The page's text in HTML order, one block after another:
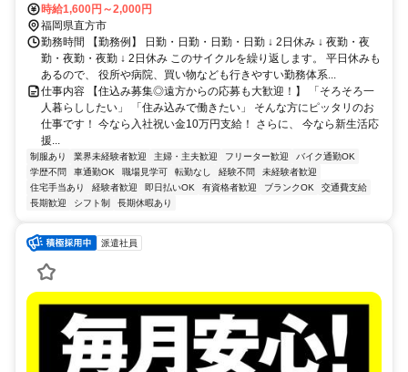
OK！》中泉駅から徒歩15分／車・バイク・自転車通勤OK！
時給1,600円～2,000円
福岡県直方市
勤務時間 【勤務例】 日勤・日勤・日勤・日勤 ↓ 2日休み ↓ 夜勤・夜
勤・夜勤・夜勤 ↓ 2日休み このサイクルを繰り返します。 平日休みも
あるので、 役所や病院、買い物なども行きやすい勤務体系...
仕事内容 【住込み募集◎遠方からの応募も大歓迎！】 「そろそろ一
人暮らししたい」 「住み込みで働きたい」 そんな方にピッタリのお
仕事です！ 今なら入社祝い金10万円支給！ さらに、 今なら新生活応
援...
制服あり 業界未経験者歓迎 主婦・主夫歓迎 フリーター歓迎
バイク通勤OK
学歴不問
車通勤OK 職場見学可 転勤なし 経験不問
未経験者歓迎
住宅手当あり
経験者歓迎 即日払いOK 有資格者歓迎 ブランクOK
交通費支給
長期歓迎
シフト制 長期休暇あり
派遣社員